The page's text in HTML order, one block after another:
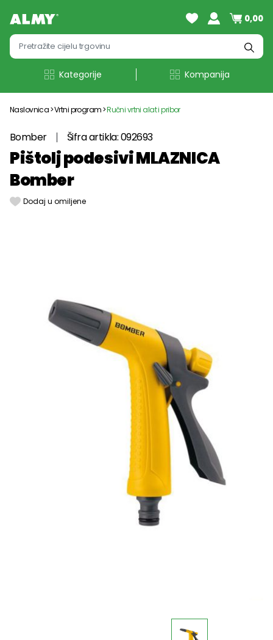
0,00
Kategorije Kompanija
Naslovnica Vrtni program Ručni vrtni alat i pribor
Bomber Šifra artikla: 092693
Pištolj podesivi MLAZNICA
Bomber
Dodaj u omiljene